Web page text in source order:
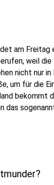
am
weil
nicht nur
um für die
bekommt
das